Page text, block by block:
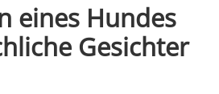
eines Hundes
Gesichter